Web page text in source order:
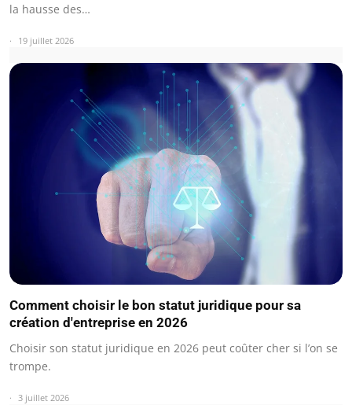
la hausse des…
19 juillet 2026
Comment choisir le bon statut juridique pour sa
création d'entreprise en 2026
Choisir son statut juridique en 2026 peut coûter cher si l’on se
trompe.
3 juillet 2026